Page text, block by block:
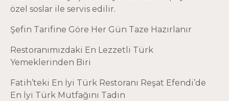
özel soslar ile servis edilir.
Şefin Tarifine Göre Her Gün Taze Hazırlanır
Restoranımızdaki En Lezzetli Türk
Yemeklerinden Biri
Fatih’teki En İyi Türk Restoranı Reşat Efendi’de
En İyi Türk Mutfağını Tadın